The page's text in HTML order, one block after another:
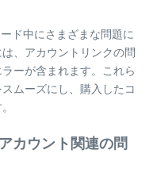
ド中にさまざまな問題に
、アカウントリンクの問
ーが含まれます。これら
ムーズにし、購入したコ
カウント関連の問